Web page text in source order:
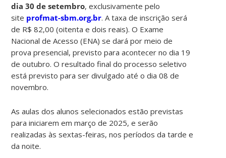
dia 30 de setembro, exclusivamente pelo
site profmat-sbm.org.br. A taxa de inscrição será
de R$ 82,00 (oitenta e dois reais). O Exame
Nacional de Acesso (ENA) se dará por meio de
prova presencial, previsto para acontecer no dia 19
de outubro. O resultado final do processo seletivo
está previsto para ser divulgado até o dia 08 de
novembro.
As aulas dos alunos selecionados estão previstas
para iniciarem em março de 2025, e serão
realizadas às sextas-feiras, nos períodos da tarde e
da noite.